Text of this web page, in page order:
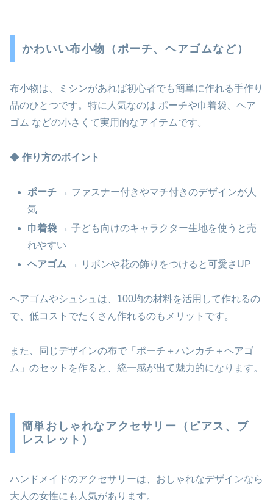
かわいい布小物（ポーチ、ヘアゴムなど）
布小物は、ミシンがあれば初心者でも簡単に作れる手作り
品のひとつです。特に人気なのは ポーチや巾着袋、ヘア
ゴム などの小さくて実用的なアイテムです。
◆ 作り方のポイント
ポーチ → ファスナー付きやマチ付きのデザインが人
気
巾着袋 → 子ども向けのキャラクター生地を使うと売
れやすい
ヘアゴム → リボンや花の飾りをつけると可愛さUP
ヘアゴムやシュシュは、100均の材料を活用して作れるの
で、低コストでたくさん作れるのもメリットです。
また、同じデザインの布で「ポーチ＋ハンカチ＋ヘアゴ
ム」のセットを作ると、統一感が出て魅力的になります。
簡単おしゃれなアクセサリー（ピアス、ブ
レスレット）
ハンドメイドのアクセサリーは、おしゃれなデザインなら
大人の女性にも人気があります。